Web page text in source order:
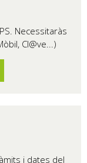
Necessitaràs
Cl@ve...)
i dates del